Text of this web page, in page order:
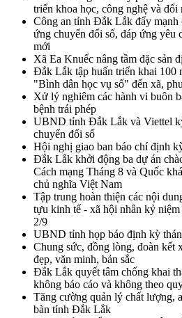
triển khoa học, công nghệ và đổi
Công an tỉnh Đắk Lắk đẩy mạnh
ứng chuyển đổi số, đáp ứng yêu
mới
Xã Ea Knuếc nâng tầm đặc sản
Đắk Lắk tập huấn triển khai 100
"Bình dân học vụ số" đến xã,
Xử lý nghiêm các hành vi buôn
bệnh trái phép
UBND tỉnh Đắk Lắk và Viettel
chuyển đổi số
Hội nghị giao ban báo chí định
Đắk Lắk khởi động ba dự án
Cách mạng Tháng 8 và Quốc
chủ nghĩa Việt Nam
Tập trung hoàn thiện các nội
tựu kinh tế - xã hội nhân kỷ
2/9
UBND tỉnh họp báo định kỳ
Chung sức, đồng lòng, đoàn
đẹp, văn minh, bản sắc
Đắk Lắk quyết tâm chống khai
không báo cáo và không theo
Tăng cường quản lý chất lượng,
bàn tỉnh Đắk Lắk